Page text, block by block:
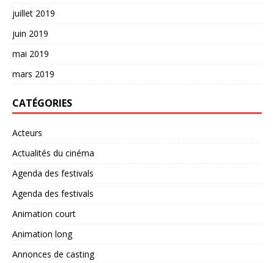
juillet 2019
juin 2019
mai 2019
mars 2019
CATÉGORIES
Acteurs
Actualités du cinéma
Agenda des festivals
Agenda des festivals
Animation court
Animation long
Annonces de casting